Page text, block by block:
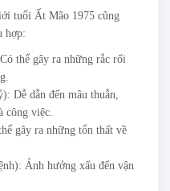
tuổi Ất Mão 1975 cũng
hợp:
thể gây ra những rắc rối
Dễ dẫn đến mâu thuẫn,
công việc.
gây ra những tổn thất về
Ảnh hưởng xấu đến vận